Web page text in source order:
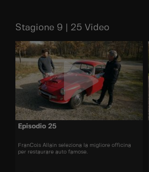
Stagione 9 | 25 Video
Episodio 25
FranCois Allain seleziona la migliore officina
per restaurare auto famose.